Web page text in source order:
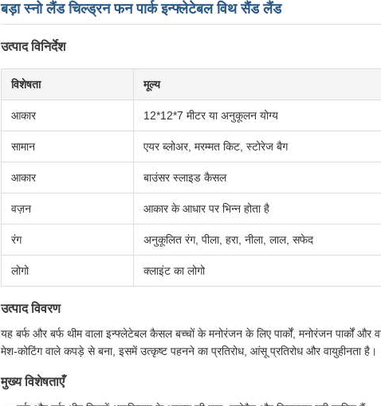
बड़ा स्नो लैंड चिल्ड्रन फन पार्क इन्फ्लेटेबल विथ सैंड लैंड
उत्पाद विनिर्देश
विशेषता मूल्य
आकार 12*12*7 मीटर या अनुकूलन योग्य
सामान एयर ब्लोअर, मरम्मत किट, स्टोरेज बैग
आकार बाउंसर स्लाइड कैसल
वज़न आकार के आधार पर भिन्न होता है
रंग अनुकूलित रंग, पीला, हरा, नीला, लाल, सफेद
लोगो क्लाइंट का लोगो
उत्पाद विवरण
यह बर्फ और बर्फ थीम वाला इन्फ्लेटेबल कैसल बच्चों के मनोरंजन के लिए पार्कों, मनोरंजन पार्कों और
मेश-कोटिंग वाले कपड़े से बना, इसमें उत्कृष्ट पहनने का प्रतिरोध, आंसू प्रतिरोध और वायुहीनता है।
मुख्य विशेषताएँ